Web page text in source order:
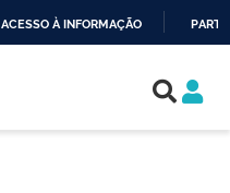
ACESSO À INFORMAÇÃO